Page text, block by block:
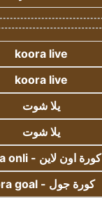
koora live
koora live
يلا شوت
يلا شوت
كورة اون لاين - kora onli
كورة جول - kora goal